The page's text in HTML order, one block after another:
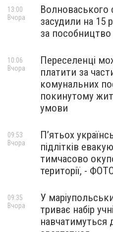
Волноваського
засудили на 15
за
13:00
Вчора
Переселенці
платити за
комунальних
покинутому
умови
10:06
Вчора
П’ятьох
підлітків
тимчасово
території, -
09:53
Вчора
У
триває набір
навчатимуться
09:35
Вчора